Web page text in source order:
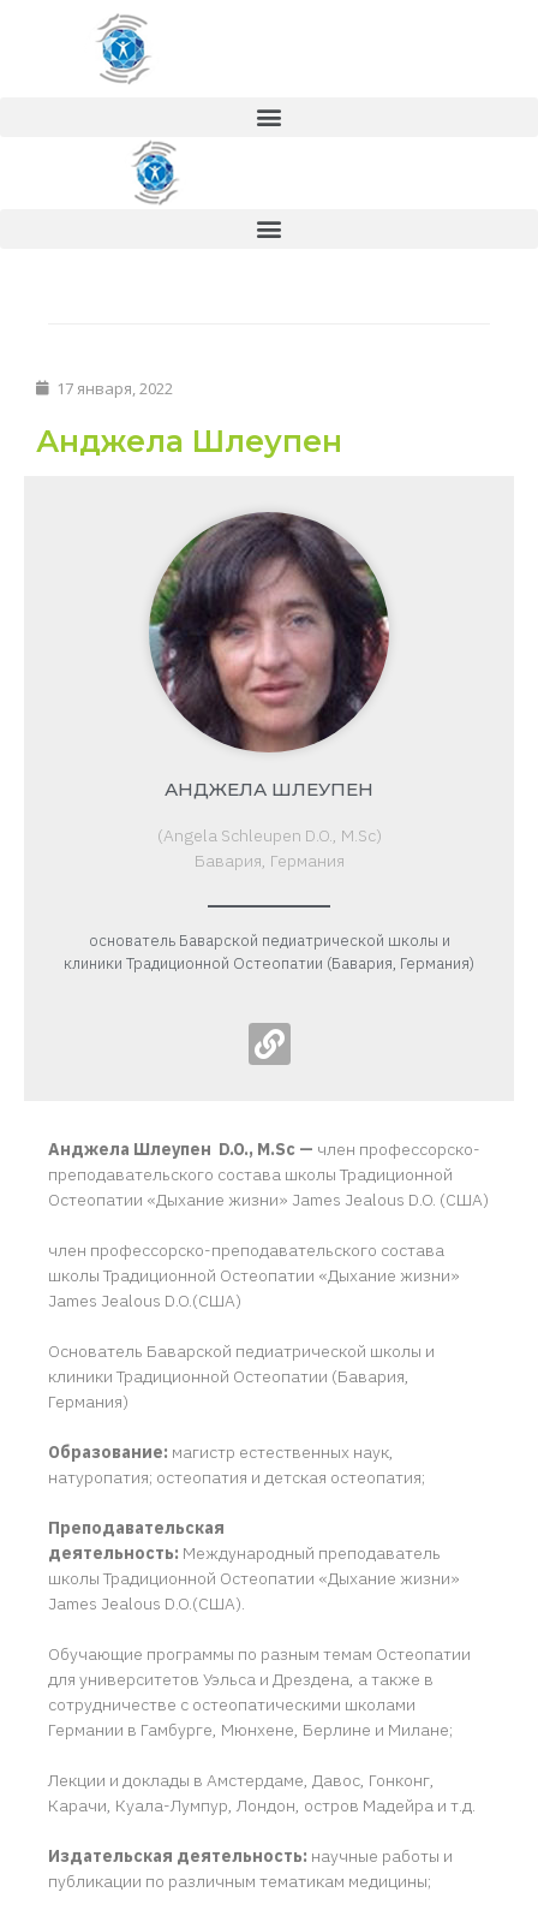
17 января, 2022
Анджела Шлеупен
АНДЖЕЛА ШЛЕУПЕН
(Angela Schleupen D.O., M.Sc)
Бавария, Германия
основатель Баварской педиатрической школы и
клиники Традиционной Остеопатии (Бавария, Германия)
Анджела Шлеупен D.O., M.Sc — член профессорско-
преподавательского состава школы Традиционной
Остеопатии «Дыхание жизни» James Jealous D.O. (США)
член профессорско-преподавательского состава
школы Традиционной Остеопатии «Дыхание жизни»
James Jealous D.O.(США)
Основатель Баварской педиатрической школы и
клиники Традиционной Остеопатии (Бавария,
Германия)
Образование: магистр естественных наук,
натуропатия; остеопатия и детская остеопатия;
Преподавательская
деятельность: Международный преподаватель
школы Традиционной Остеопатии «Дыхание жизни»
James Jealous D.O.(США).
Обучающие программы по разным темам Остеопатии
для университетов Уэльса и Дрездена, а также в
сотрудничестве с остеопатическими школами
Германии в Гамбурге, Мюнхене, Берлине и Милане;
Лекции и доклады в Амстердаме, Давос, Гонконг,
Карачи, Куала-Лумпур, Лондон, остров Мадейра и т.д.
Издательская деятельность: научные работы и
публикации по различным тематикам медицины;